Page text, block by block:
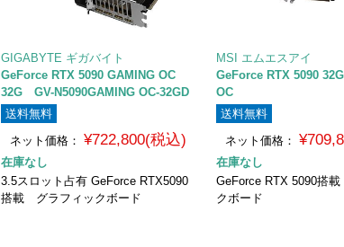
GIGABYTE ギガバイト
GeForce RTX 5090 GAMING OC
32G GV-N5090GAMING OC-32GD
送料無料
ネット価格： ¥722,800(税込)
在庫なし
3.5スロット占有 GeForce RTX5090
搭載 グラフィックボード
MSI エムエスアイ
GeForce RTX 5090
OC
送料無料
ネット価格：
在庫なし
GeForce RTX 5090搭
クボード